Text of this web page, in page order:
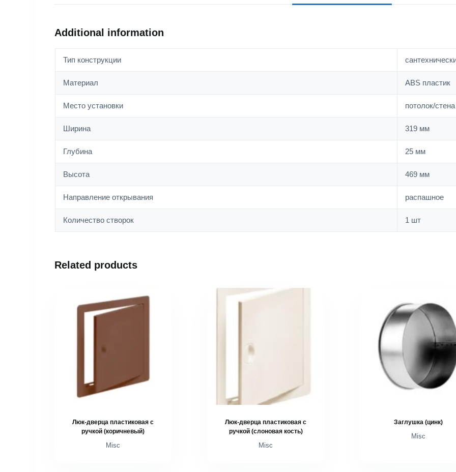
Additional information
Тип конструкции
Материал ABS пластик
Место установки потолок/стена
Ширина 319 мм
Глубина 25 мм
Высота 469 мм
Направление открывания распашное
Количество створок 1 шт
Related products
Люк-дверца пластиковая с
ручкой (коричневый)
Misc
Люк-дверца пластиковая с
ручкой (слоновая кость)
Misc
Заглушка (цинк)
Misc